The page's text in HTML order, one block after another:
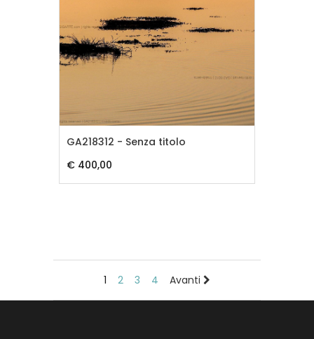
GA218312 - Senza titolo
€ 400,00
1 2 3 4 Avanti